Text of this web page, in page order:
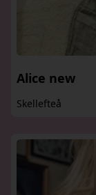
Alice new
Skellefteå